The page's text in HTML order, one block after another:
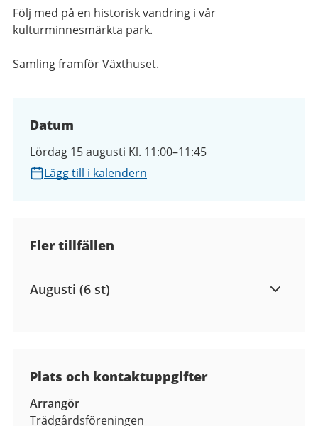
Följ med på en historisk vandring i vår
kulturminnesmärkta park.
Samling framför Växthuset.
Datum
Lördag 15 augusti Kl. 11:00–11:45
Lägg till i kalendern
Fler tillfällen
Augusti (6 st)
Plats och kontaktuppgifter
Arrangör
Trädgårdsföreningen